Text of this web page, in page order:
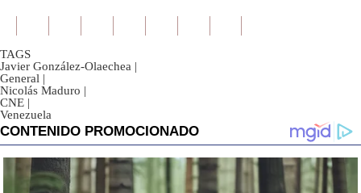
TAGS
Javier González-Olaechea |
General |
Nicolás Maduro |
CNE |
Venezuela